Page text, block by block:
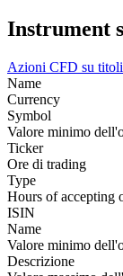
Instrument
Azioni CFD su
Name
Currency
Symbol
Valore minimo
Ticker
Ore di trading
Type
Hours of accepting
ISIN
Name
Valore minimo
Descrizione